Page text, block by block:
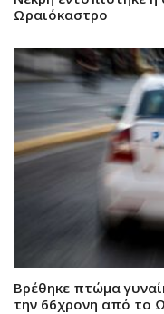
Ωραιόκαστρο
Βρέθηκε πτώμα
την 66χρονη από το